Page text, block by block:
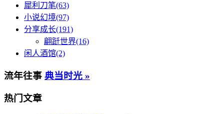
犀利刀笔(63)
小说幻境(97)
分享成长(191)
翩跹世界(16)
闲人酒馆(2)
流年往事 典当时光 »
热门文章